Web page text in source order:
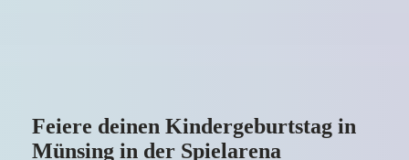
Feiere deinen Kindergeburtstag in
Münsing in der Spielarena